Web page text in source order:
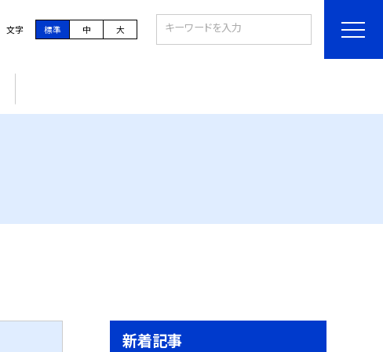
文字 標準 中 大
新着記事